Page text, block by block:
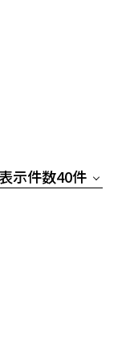
示件数40件